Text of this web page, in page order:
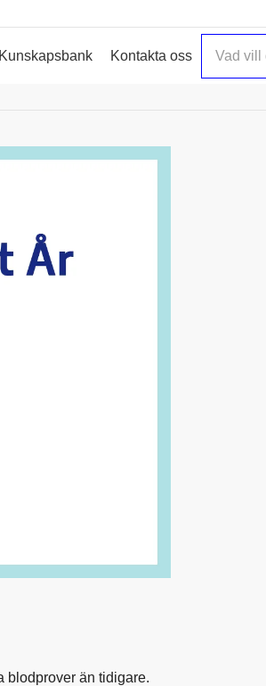
Kunskapsbank Kontakta oss
blodprover än tidigare.